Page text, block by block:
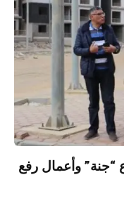
مشروع “جنة” وأعمال رفع